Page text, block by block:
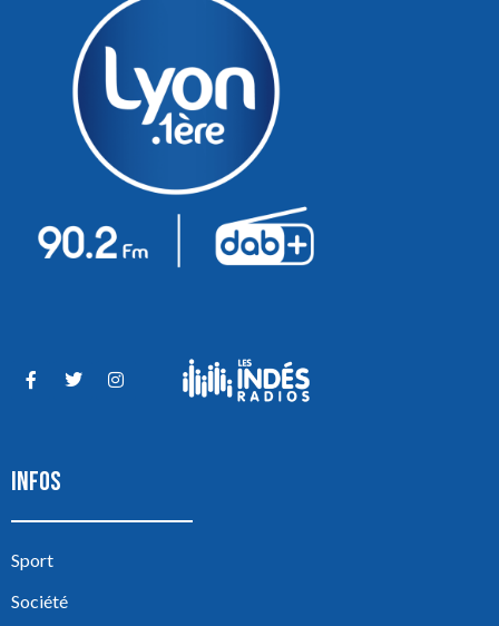
INFOS
Sport
Société